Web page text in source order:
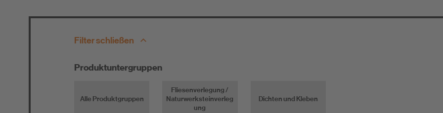
Filter schließen
Produktuntergruppen
Alle Produktgruppen
Fliesenverlegung /
Naturwerksteinverleg
ung
Dichten und Kleben